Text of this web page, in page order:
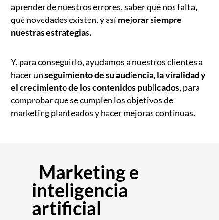
aprender de nuestros errores, saber qué nos falta,
qué novedades existen, y asímejorar siempre
nuestras estrategias.
Y, para conseguirlo, ayudamos a nuestros clientes a
hacer unseguimiento de su audiencia, la viralidad y
el crecimiento de los contenidos publicados, para
comprobar que se cumplen los objetivos de
marketing planteados y hacer mejoras continuas.
Marketing e
inteligencia
artificial